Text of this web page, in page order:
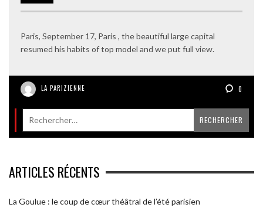
Paris, September 17, Paris , the beautiful large capital
resumed his habits of top model and we put full view.
LA PARIZIENNE 0
ARTICLES RÉCENTS
La Goulue : le coup de cœur théâtral de l’été parisien